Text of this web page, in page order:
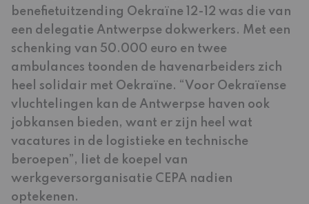
benefietuitzending Oekraïne 12-12 was die van
een delegatie Antwerpse dokwerkers. Met een
schenking van 50.000 euro en twee
ambulances toonden de havenarbeiders zich
heel solidair met Oekraïne. “Voor Oekraïense
vluchtelingen kan de Antwerpse haven ook
jobkansen bieden, want er zijn heel wat
vacatures in de logistieke en technische
beroepen”, liet de koepel van
werkgeversorganisatie CEPA nadien
optekenen.